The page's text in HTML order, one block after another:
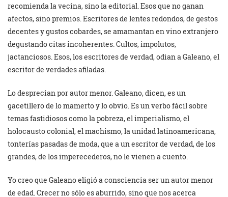
recomienda la vecina, sino la editorial. Esos que no ganan
afectos, sino premios. Escritores de lentes redondos, de gestos
decentes y gustos cobardes, se amamantan en vino extranjero
degustando citas incoherentes. Cultos, impolutos,
jactanciosos. Esos, los escritores de verdad, odian a Galeano, el
escritor de verdades afiladas.
Lo desprecian por autor menor. Galeano, dicen, es un
gacetillero de lo mamerto y lo obvio. Es un verbo fácil sobre
temas fastidiosos como la pobreza, el imperialismo, el
holocausto colonial, el machismo, la unidad latinoamericana,
tonterías pasadas de moda, que a un escritor de verdad, de los
grandes, de los imperecederos, no le vienen a cuento.
Yo creo que Galeano eligió a consciencia ser un autor menor
de edad. Crecer no sólo es aburrido, sino que nos acerca